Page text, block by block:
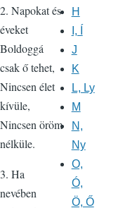
2. Napokat és
éveket
Boldoggá
csak ő tehet,
Nincsen élet
kívüle,
Nincsen öröm
nélküle.
3. Ha
nevében
H
I, Í
J
K
L, Ly
M
N,
Ny
O,
Ó,
Ö, Ő